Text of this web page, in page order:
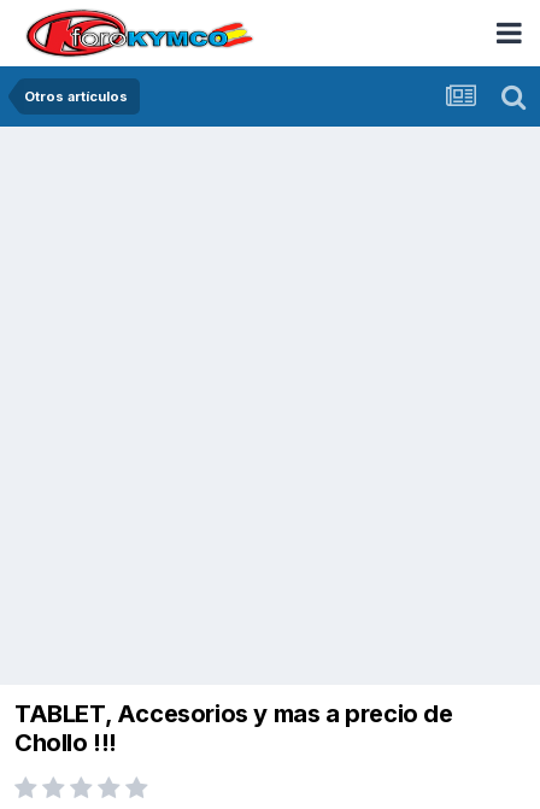
Otros artículos
TABLET, Accesorios y mas a precio de
Chollo !!!